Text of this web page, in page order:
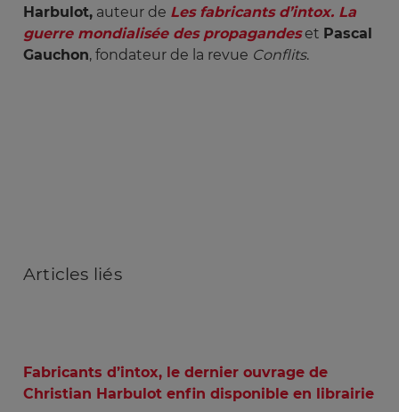
Harbulot, auteur de Les fabricants d’intox. La
guerre mondialisée des propagandeset Pascal
Gauchon, fondateur de la revue Conflits.
Articles liés
Fabricants d’intox, le dernier ouvrage de
Christian Harbulot enfin disponible en librairie